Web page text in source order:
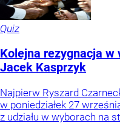
Quiz
Kolejna rezygnacja w
Jacek Kasprzyk
Najpierw Ryszard
w poniedziałek 27
z udziału w wyborach na